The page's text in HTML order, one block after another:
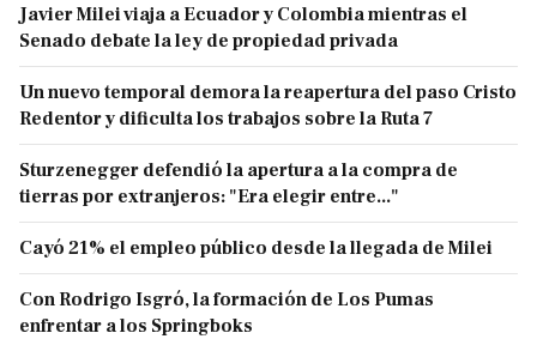
Javier Milei viaja a Ecuador y Colombia mientras el
Senado debate la ley de propiedad privada
Un nuevo temporal demora la reapertura del paso Cristo
Redentor y dificulta los trabajos sobre la Ruta 7
Sturzenegger defendió la apertura a la compra de
tierras por extranjeros: "Era elegir entre..."
Cayó 21% el empleo público desde la llegada de Milei
Con Rodrigo Isgró, la formación de Los Pumas
enfrentar a los Springboks